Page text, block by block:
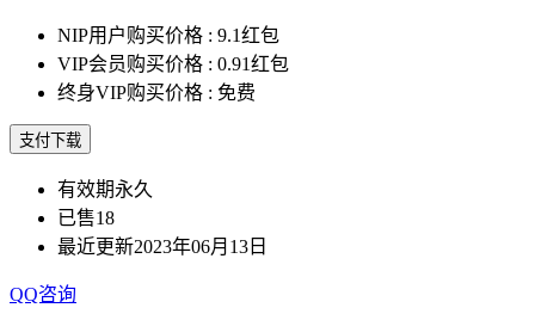
NIP用户购买价格 : 9.1红包
VIP会员购买价格 : 0.91红包
终身VIP购买价格 : 免费
支付下载
有效期永久
已售18
最近更新2023年06月13日
QQ咨询